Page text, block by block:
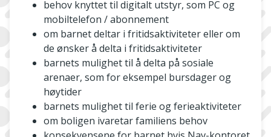
behov knyttet til digitalt utstyr, som PC og
mobiltelefon / abonnement
om barnet deltar i fritidsaktiviteter eller om
de ønsker å delta i fritidsaktiviteter
barnets mulighet til å delta på sosiale
arenaer, som for eksempel bursdager og
høytider
barnets mulighet til ferie og ferieaktiviteter
om boligen ivaretar familiens behov